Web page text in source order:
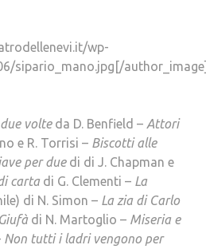
wp-
sipario_mano.jpg[/
volteda D. Benfield – Attori
e R. Torrisi – Biscotti alle
per due di di J. Chapman e
carta di G. Clementi – La
di N. Simon – La zia di Carlo
di N. Martoglio – Miseria e
Non tutti i ladri vengono per